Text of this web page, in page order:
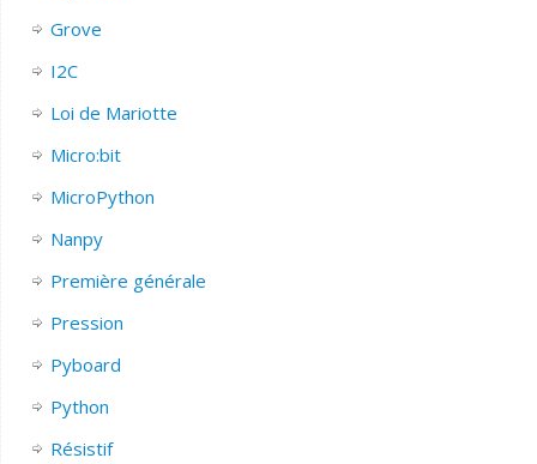
Grove
I2C
Loi de Mariotte
Micro:bit
MicroPython
Nanpy
Première générale
Pression
Pyboard
Python
Résistif